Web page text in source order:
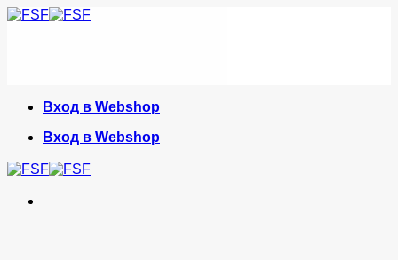
Skip
Вход в Webshop
Вход в Webshop